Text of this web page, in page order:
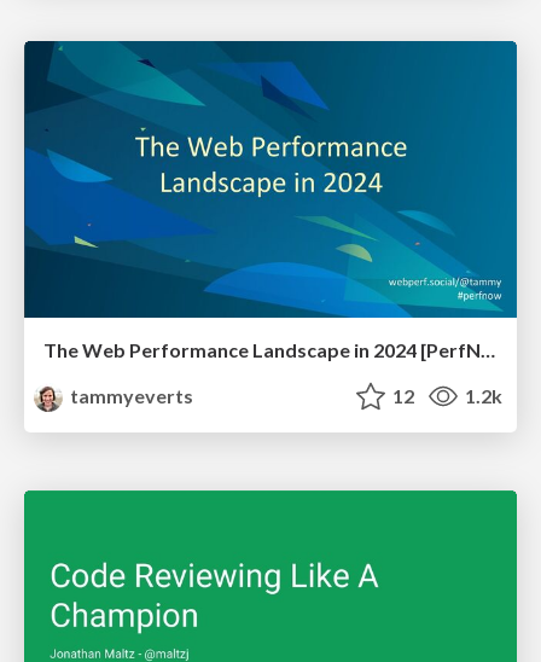
The Web Performance Landscape in 2024 [PerfNow 2024]
tammyeverts
12 1.2k